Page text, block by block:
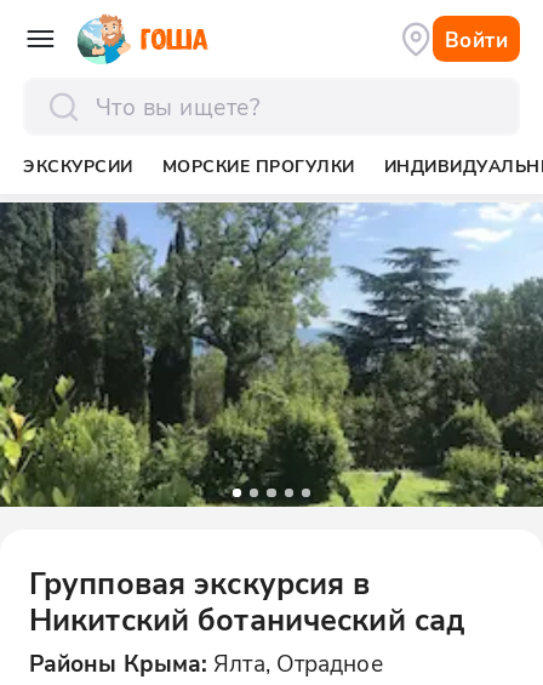
Войти
ЭКСКУРСИИ МОРСКИЕ ПРОГУЛКИ
Групповая экскурсия в
Никитский ботанический сад
Районы Крыма: Ялта, Отрадное